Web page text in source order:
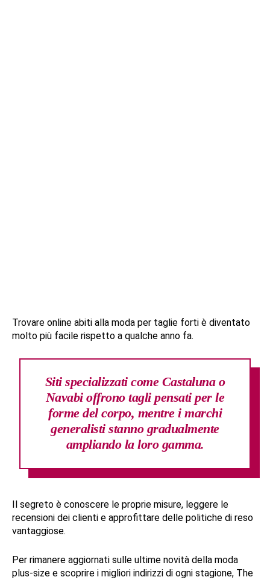
Trovare online abiti alla moda per taglie forti è diventato
molto più facile rispetto a qualche anno fa.
Siti specializzati come Castaluna o
Navabi offrono tagli pensati per le
forme del corpo, mentre i marchi
generalisti stanno gradualmente
ampliando la loro gamma.
Il segreto è conoscere le proprie misure, leggere le
recensioni dei clienti e approfittare delle politiche di reso
vantaggiose.
Per rimanere aggiornati sulle ultime novità della moda
plus-size e scoprire i migliori indirizzi di ogni stagione, The